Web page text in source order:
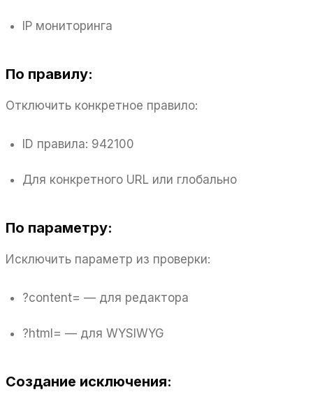
IP мониторинга
По правилу:
Отключить конкретное правило:
ID правила: 942100
Для конкретного URL или глобально
По параметру:
Исключить параметр из проверки:
?content= — для редактора
?html= — для WYSIWYG
Создание исключения: